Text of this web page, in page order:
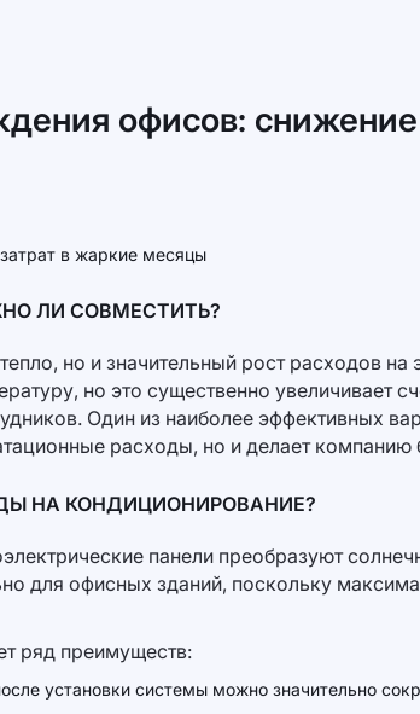
офисов:
ЛИ СОВМЕСТИТЬ?
но и значительный рост расходов
но это существенно увеличивает
Один из наиболее эффективных
расходы, но и делает компанию
НА КОНДИЦИОНИРОВАНИЕ?
панели преобразуют
для офисных зданий, поскольку
ряд преимуществ:
установки системы можно значительно